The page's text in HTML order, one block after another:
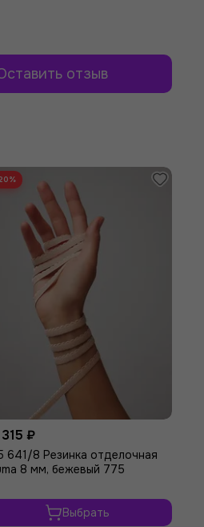
отзыв
₽
641/8 Резинка отделочная
8 мм, бежевый 775
Выбрать